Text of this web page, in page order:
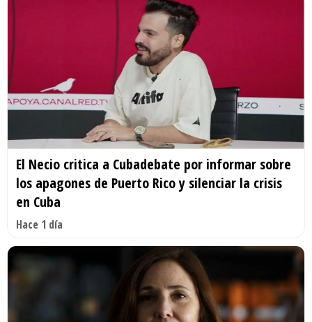
El Necio critica a Cubadebate por informar sobre
los apagones de Puerto Rico y silenciar la crisis
en Cuba
Hace 1 día